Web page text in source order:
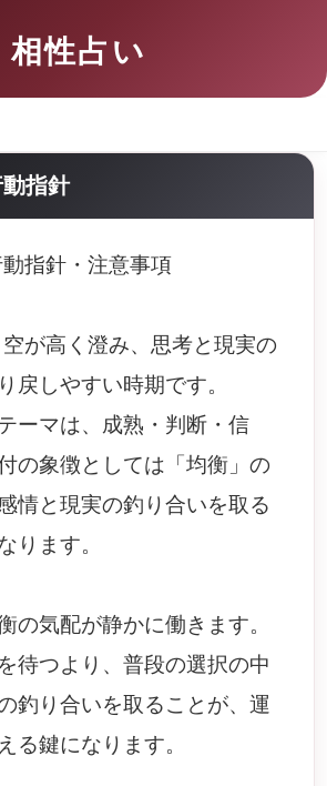
相性占い
指針
指針・注意事項
が高く澄み、思考と現実の
戻しやすい時期です。
ーマは、成熟・判断・信
の象徴としては「均衡」の
情と現実の釣り合いを取る
ります。
の気配が静かに働きます。
待つより、普段の選択の中
釣り合いを取ることが、運
る鍵になります。